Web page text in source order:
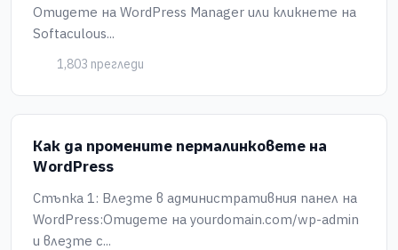
Отидете на WordPress Manager или кликнете на
Softaculous...
1,803 прегледи
Как да промените пермалинковете на
WordPress
Стъпка 1: Влезте в административния панел на
WordPress:Отидете на yourdomain.com/wp-admin
и влезте с...